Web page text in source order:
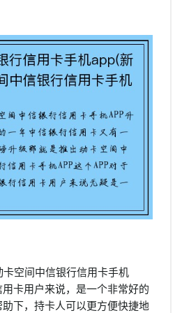
空间中信银行信用卡手机
卡用户来说，是一个非常好的
下，持卡人可以更方便快捷地